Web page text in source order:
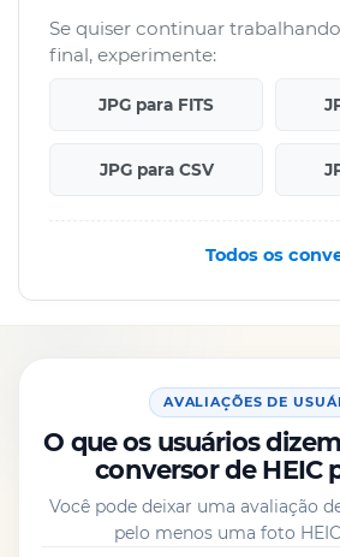
Se quiser continuar
final, experimente:
JPG para FITS
JPG para CSV
Todos os
AVALIAÇÕES DE
O que os usuários
conversor de HEIC
Você pode deixar uma avaliação
pelo menos uma foto